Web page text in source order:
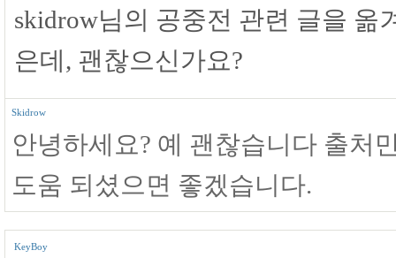
skidrow님의 공중전 관련 글을 옮
은데, 괜찮으신가요?
Skidrow
안녕하세요? 예 괜찮습니다 출처
도움 되셨으면 좋겠습니다.
KeyBoy